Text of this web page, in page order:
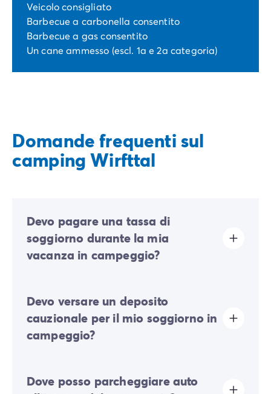
Veicolo consigliato
Barbecue a carbonella consentito
Barbecue a gas consentito
Un cane ammesso (escl. 1a e 2a categoria)
Domande frequenti sul
camping Wirfttal
Devo pagare una tassa di
soggiorno durante la mia
vacanza in campeggio?
località turistiche. Dovrai quindi pagarla al momento
della registrazione online o una volta arrivato sul
posto.
Devo versare un deposito
cauzionale per il mio soggiorno in
campeggio?
del vostro check-in online o una volta arrivati in loco.
Dove posso parcheggiare auto